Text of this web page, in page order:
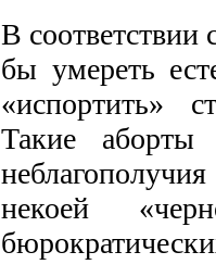
В соответствии
бы умереть
«испортить»
Такие аборты
некоей